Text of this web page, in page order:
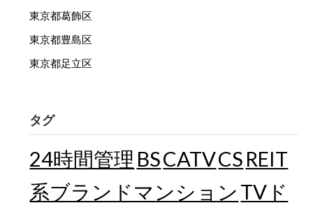
東京都葛飾区
東京都豊島区
東京都足立区
タグ
24時間管理 BSCATVCS REIT
系ブランドマンション TVド